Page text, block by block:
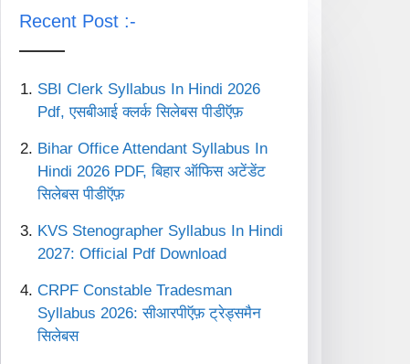
Recent Post :-
SBI Clerk Syllabus In Hindi 2026
Pdf, एसबीआई क्लर्क सिलेबस पीडीऍफ़
Bihar Office Attendant Syllabus In
Hindi 2026 PDF, बिहार ऑफिस अटेंडेंट
सिलेबस पीडीऍफ़
KVS Stenographer Syllabus In Hindi
2027: Official Pdf Download
CRPF Constable Tradesman
Syllabus 2026: सीआरपीऍफ़ ट्रेड्समैन
सिलेबस